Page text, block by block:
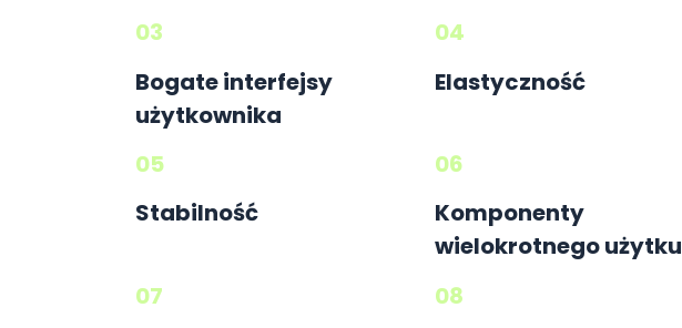
03
Bogate interfejsy
użytkownika
04
Elastyczność
05
Stabilność
06
Komponenty
wielokrotnego użytku
07
08